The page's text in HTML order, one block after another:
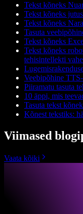
Tekst kõneks
Tekst kõneks
Tekst kõneks
Tasuta
Tekst kõneks
Tekst kõneks
tehisintellekti
Veebipõhine
Piiramatu tasuta
10 äppi, mis
Tasuta tekst
Kõnest tekstiks:
Viimased
Vaata kõiki